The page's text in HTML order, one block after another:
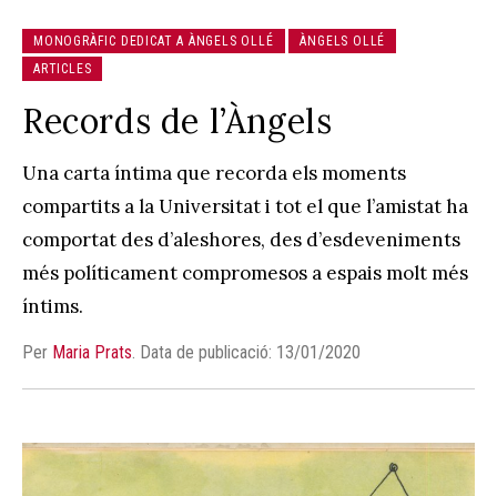
MONOGRÀFIC DEDICAT A ÀNGELS OLLÉ
ÀNGELS OLLÉ
ARTICLES
Records de l’Àngels
Una carta íntima que recorda els moments
compartits a la Universitat i tot el que l’amistat ha
comportat des d’aleshores, des d’esdeveniments
més políticament compromesos a espais molt més
íntims.
Per Maria Prats. Data de publicació: 13/01/2020